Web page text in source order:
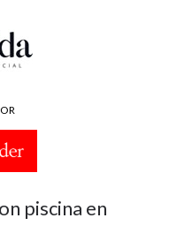
piscina en